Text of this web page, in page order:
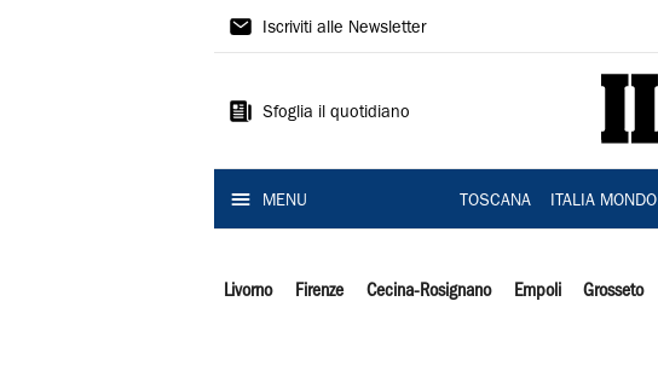
Il
Iscriviti alle Newsletter
Sfoglia il quotidiano
MENU TOSCANA ITALIA MONDO
Livorno Firenze Cecina-Rosignano Empoli Grosseto